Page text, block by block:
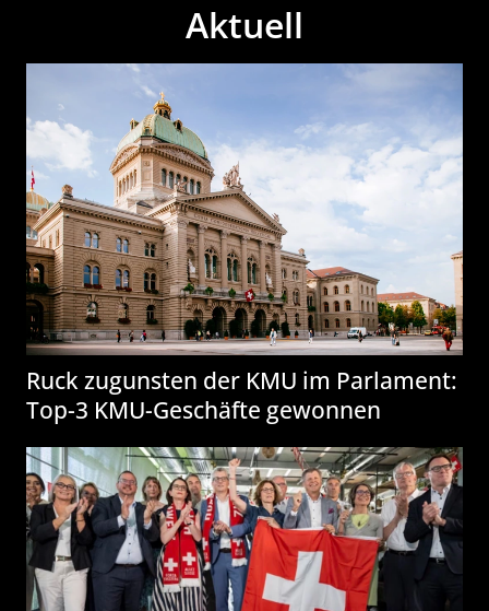
Aktuell
Ruck zugunsten der KMU im Parlament:
Top-3 KMU-Geschäfte gewonnen